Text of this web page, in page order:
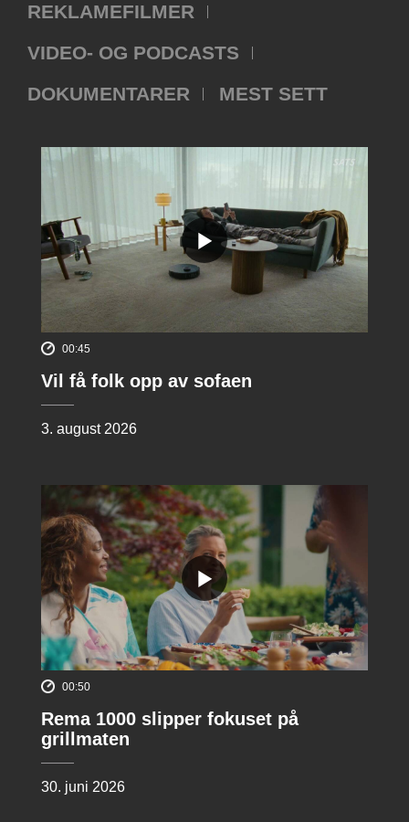
REKLAMEFILMER
VIDEO- OG PODCASTS
DOKUMENTARER
MEST SETT
00:45
Vil få folk opp av sofaen
3. august 2026
00:50
Rema 1000 slipper fokuset på
grillmaten
30. juni 2026